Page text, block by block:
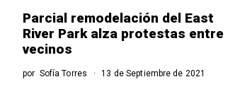
Parcial remodelación del East
River Park alza protestas entre
vecinos
por Sofía Torres 13 de Septiembre de 2021